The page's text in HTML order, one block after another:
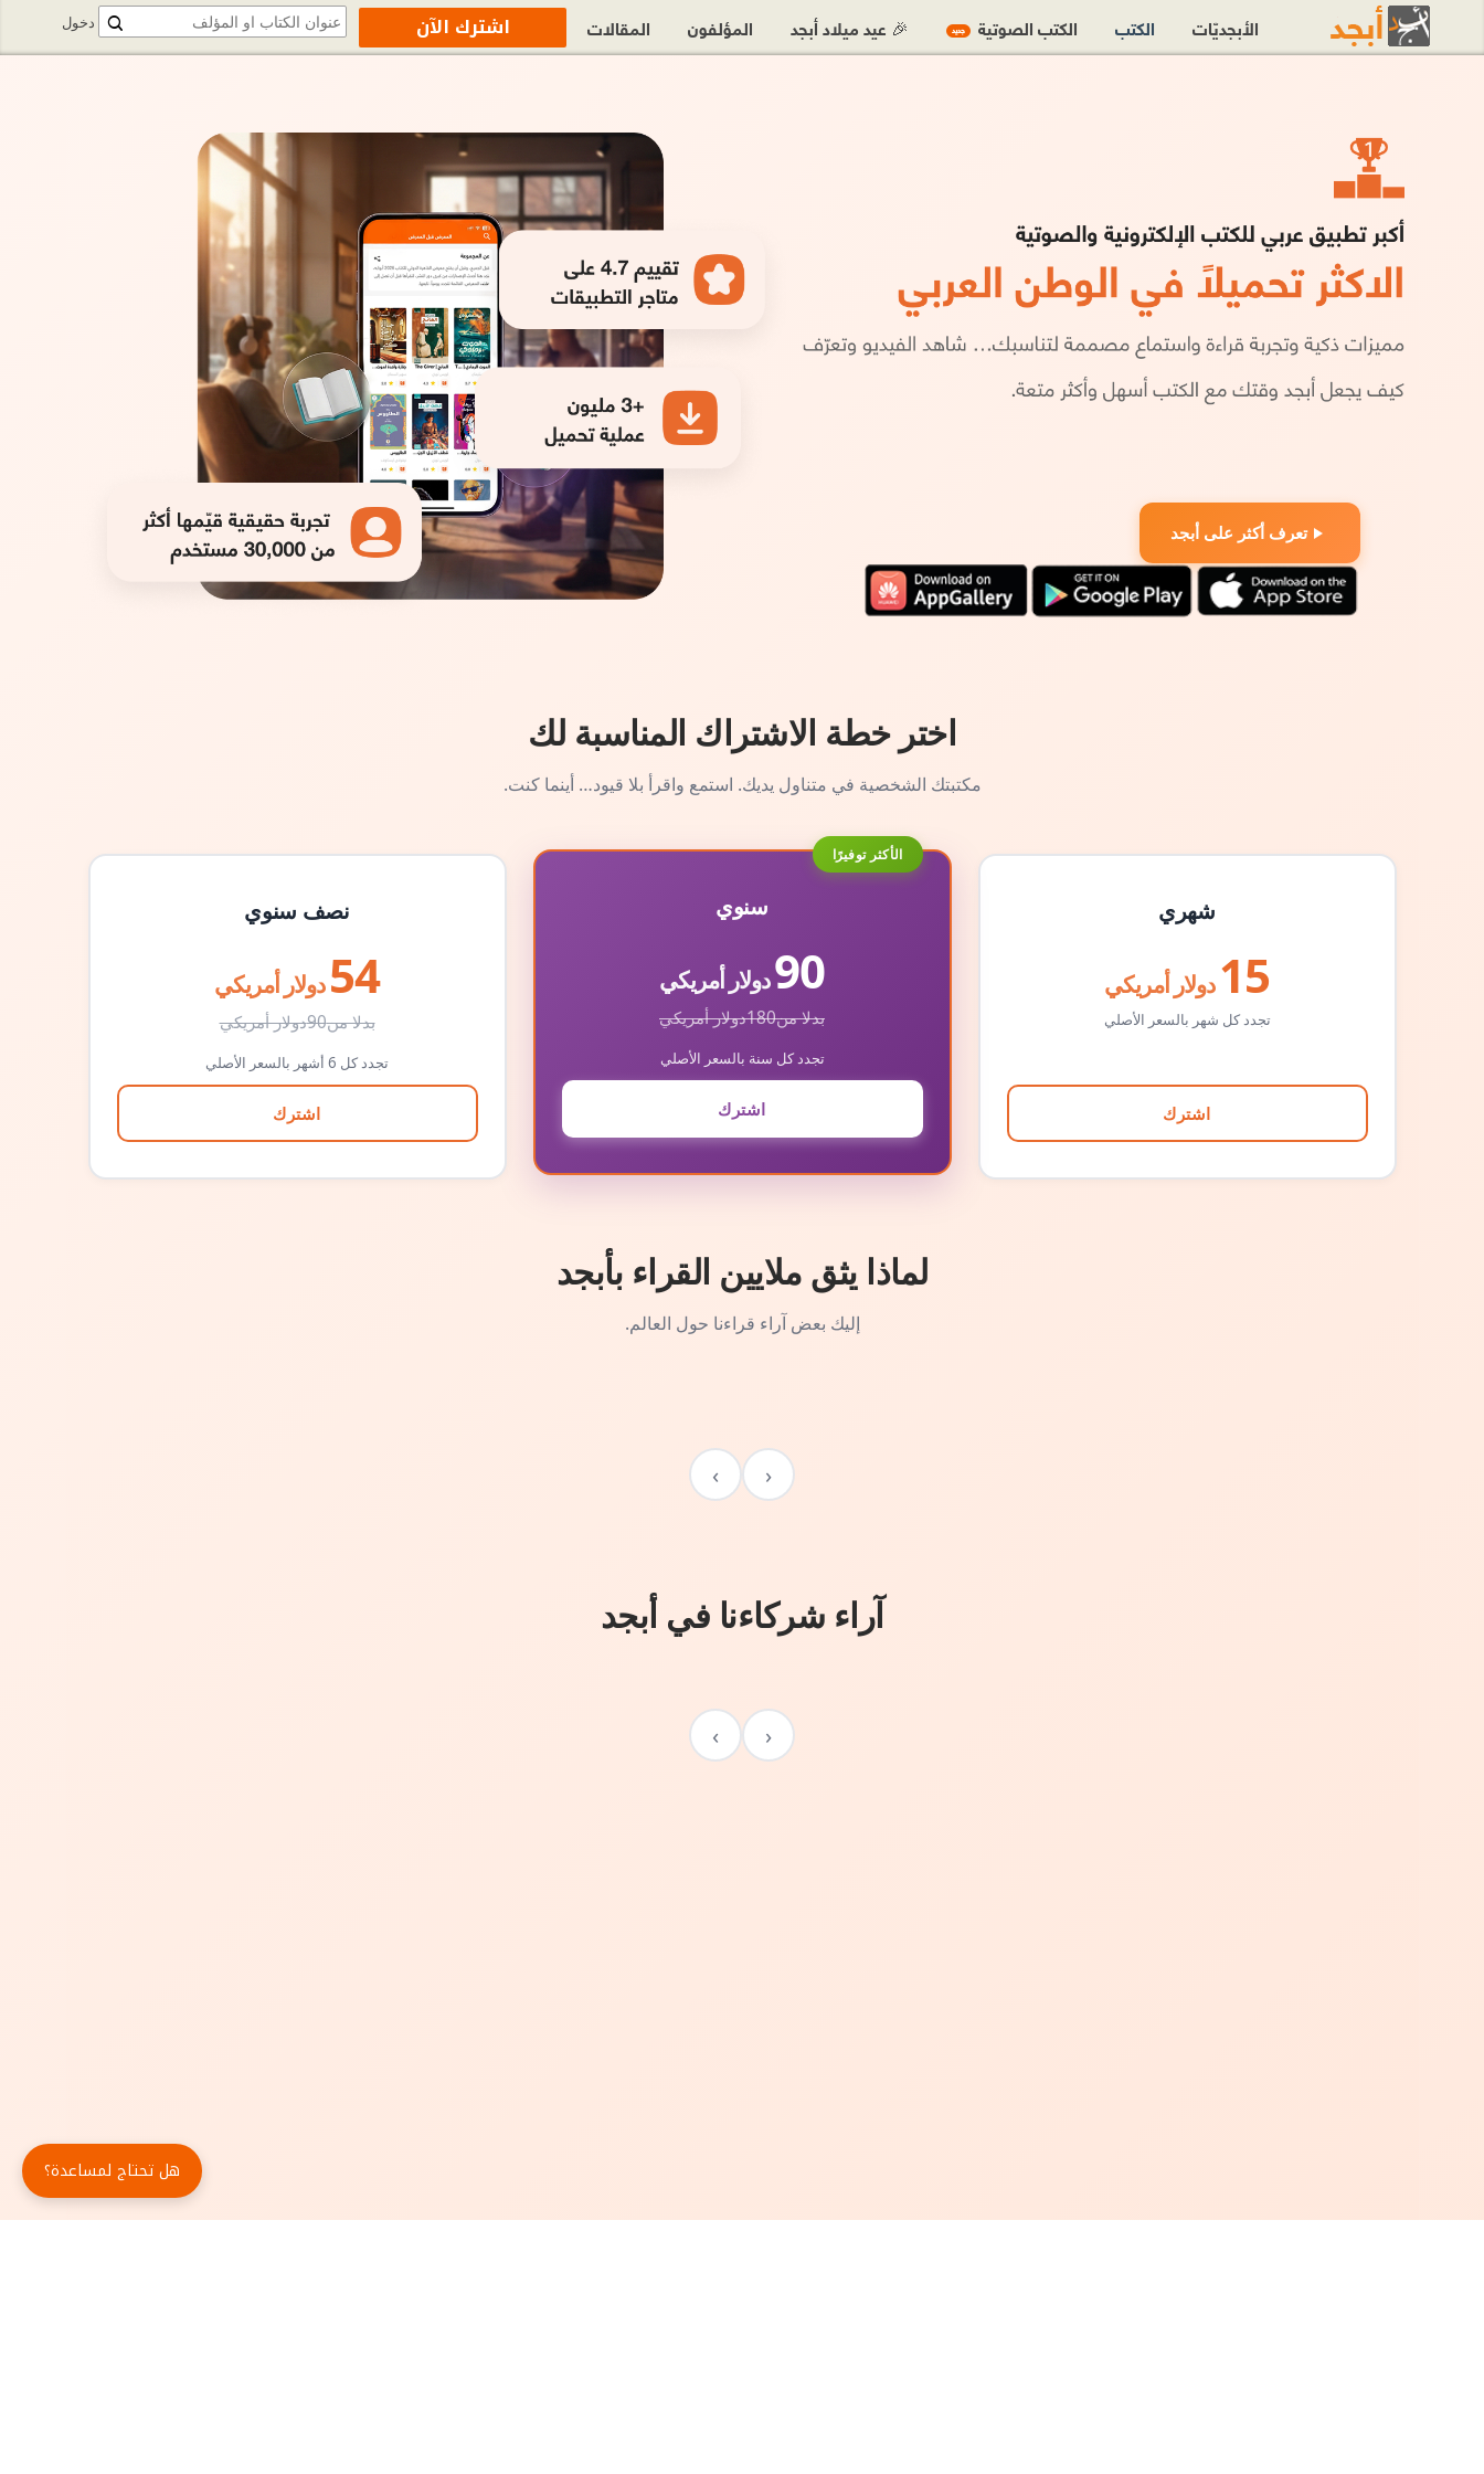
تعرف أكثر على أبجد
اختر خطة الاشتراك المناسبة لك
مكتبتك الشخصية في متناول يديك. استمع واقرأ بلا قيود… أينما كنت.
شهري
15 دولار أمريكي
تجدد كل شهر بالسعر الأصلي
اشترك
الأكثر توفيرًا
سنوي
90دولار أمريكي
بدلا من180دولار أمريكي
تجدد كل سنة بالسعر الأصلي
اشترك
نصف سنوي
54 دولار أمريكي
بدلا من90دولار أمريكي
تجدد كل 6 أشهر بالسعر الأصلي
اشترك
لماذا يثق ملايين القراء بأبجد
إليك بعض آراء قراءنا حول العالم.
‹
›
آراء شركاءنا في أبجد
‹
›
دخول الأبجديّات الكتب الكتب الصوتية جديد 🎉 عيد ميلاد أبجد المؤلفون المقالات اشترك الآن
هل تحتاج لمساعدة؟